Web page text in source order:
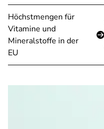
Höchstmengen für
Vitamine und
Mineralstoffe in der
EU